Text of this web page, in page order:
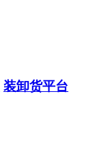
装卸货平台